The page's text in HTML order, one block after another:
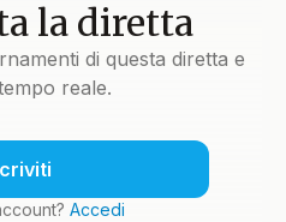
la diretta
di questa diretta e
reale.
Accedi